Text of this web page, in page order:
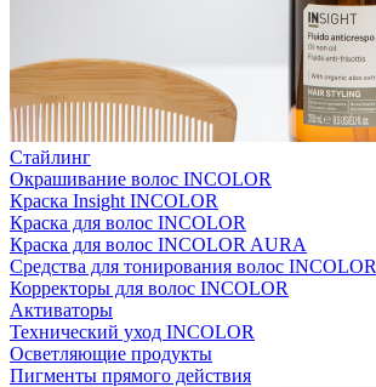
Стайлинг
Окрашивание волос INCOLOR
Краска Insight INCOLOR
Краска для волос INCOLOR
Краска для волос INCOLOR AURA
Средства для тонирования волос INCOLOR
Корректоры для волос INCOLOR
Активаторы
Технический уход INCOLOR
Осветляющие продукты
Пигменты прямого действия